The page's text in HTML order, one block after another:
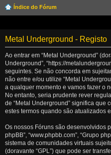
Índice do Fórum
Metal Underground - Registo
Ao entrar em “Metal Underground”
Underground”, “https://
seguintes. Se não concorda em
não entre e/ou utilize “Metal
a qualquer momento e vamos fazer o
No entanto, seria prudente rever
de “Metal Underground” significa que
estes termos quando são atualizados
Os nossos Fóruns são desenvolvidos
phpBB”, “www.phpbb.com”, “Grupo
sistema de comunidades virtuais
(doravante “GPL”) que pode ser